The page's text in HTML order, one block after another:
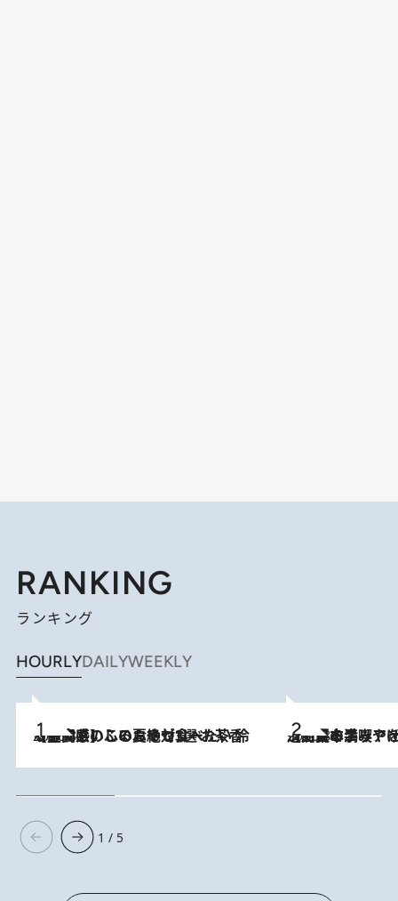
RANKING
ランキング
HOURLYDAILYWEEKLY
2026.8.5
【静岡県】この夏絶対食べたい 冷やしておいしいおやつ3選 お茶香る生食感のふるふるゼリー 2026.8.5
【西日本エリアを総まとめ】 47都道府県の手みやげ ひんやりスイーツで夏を満喫
1 / 5